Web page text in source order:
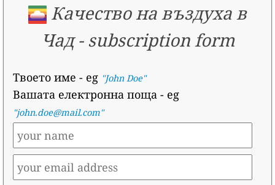
Качество на въздуха в
Чад- subscription form
Твоето име - eg "John Doe"
Вашата електронна поща- eg
"john.doe@mail.com"